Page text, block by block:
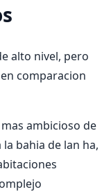
alto nivel, pero
comparacion
ambicioso de
bahia de lan ha,